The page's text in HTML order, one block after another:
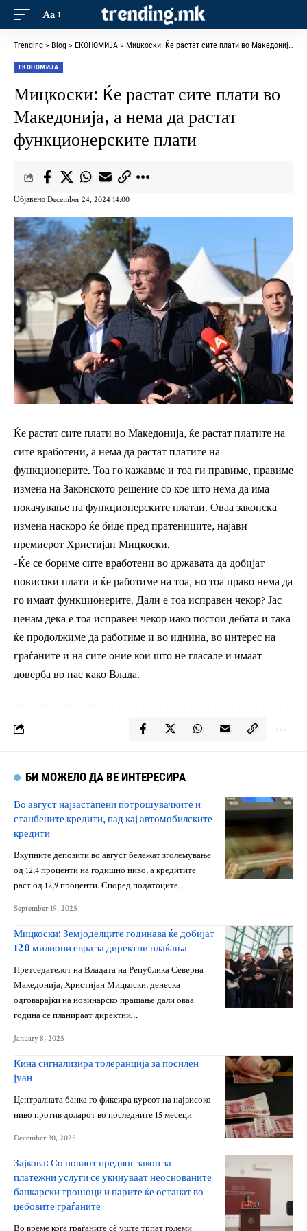
Aa
Trending > Blog > ЕКОНОМИЈА > Мицкоски: Ќе растат сите плати во Македонија, а нема да растат функционерските плати
ЕКОНОМИЈА
Мицкоски: Ќе растат сите плати во
Македонија, а нема да растат
функционерските плати
Објавено December 24, 2024 14:00
Ќе растат сите плати во Македонија, ќе растат платите на
сите вработени, а нема да растат платите на
функционерите. Тоа го кажавме и тоа ги правиме, правиме
измена на Законското решение со кое што нема да има
покачување на функционерските платаи. Оваа законска
измена наскоро ќе биде пред пратениците, најави
премиерот Христијан Мицкоски.
-Ќе се бориме сите вработени во државата да добијат
повисоки плати и ќе работиме на тоа, но тоа право нема да
го имаат функционерите. Дали е тоа исправен чекор? Јас
ценам дека е тоа исправен чекор иако постои дебата и така
ќе продолжиме да работиме и во иднина, во интерес на
граѓаните и на сите оние кои што не гласале и имаат
доверба во нас како Влада.
БИ МОЖЕЛО ДА ВЕ ИНТЕРЕСИРА
Во август најзастапени потрошувачките и
станбените кредити, пад кај автомобилските
кредити
Вкупните депозити во август бележат зголемување
од 12,4 проценти на годишно ниво, а кредитите
раст од 12,9 проценти. Според податоците…
September 19, 2025
Мицкоски: Земјоделците годинава ќе добијат
120 милиони евра за директни плаќања
Претседателот на Владата на Република Северна
Македонија, Христијан Мицкоски, денеска
одговарајќи на новинарско прашање дали оваа
година се планираат директни…
January 8, 2025
Кина сигнализира толеранција за посилен
јуан
Централната банка го фиксира курсот на највисоко
ниво против доларот во последните 15 месеци
December 30, 2025
Зајкова: Со новиот предлог закон за
платежни услуги се укинуваат неоснованите
банкарски трошоци и парите ќе останат во
џебовите граѓаните
Во време кога граѓаните сѐ уште трпат големи